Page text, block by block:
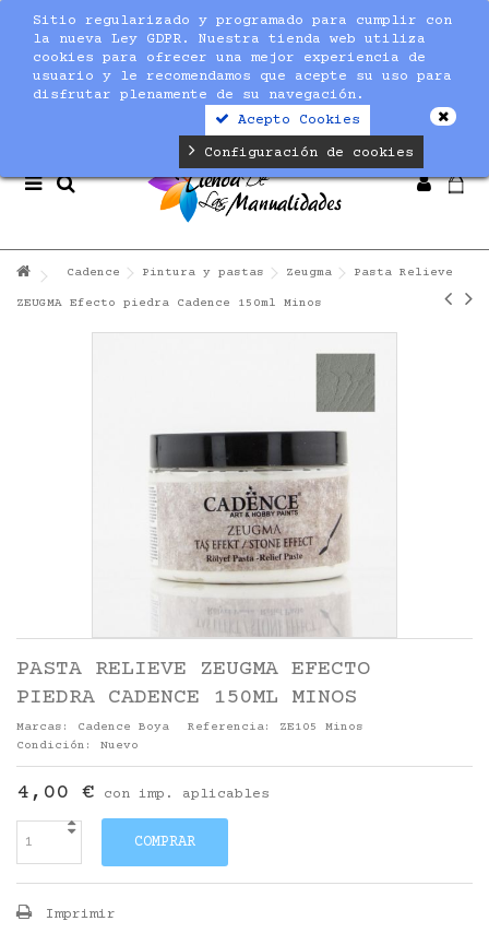
Notice : Undefined index: max_amount in
/home/nuevaltm/public_html/modules/sequracheckout/lib/
on line19
Sitio regularizado y programado para cumplir con
la nueva Ley GDPR. Nuestra tienda web utiliza
cookies para ofrecer una mejor experiencia de
usuario y le recomendamos que acepte su uso para
disfrutar plenamente de su navegación.
Acepto Cookies
Configuración de cookies
Cadence Pintura y pastas Zeugma Pasta Relieve
ZEUGMA Efecto piedra Cadence 150ml Minos
PASTA RELIEVE ZEUGMA EFECTO
PIEDRA CADENCE 150ML MINOS
Marcas: Cadence Boya Referencia:
ZE105 Minos
Condición:
Nuevo
4,00 € con imp. aplicables
COMPRAR
Imprimir